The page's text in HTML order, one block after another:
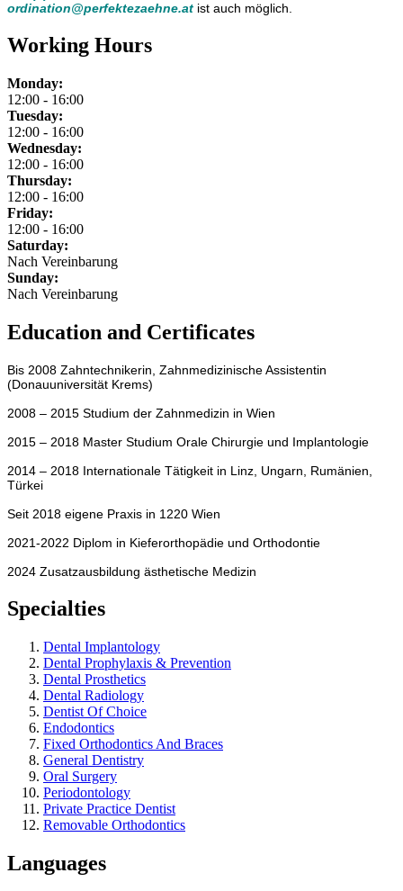
ordination@perfektezaehne.at ist auch möglich.
Working Hours
Monday:
12:00 - 16:00
Tuesday:
12:00 - 16:00
Wednesday:
12:00 - 16:00
Thursday:
12:00 - 16:00
Friday:
12:00 - 16:00
Saturday:
Nach Vereinbarung
Sunday:
Nach Vereinbarung
Education and Certificates
Bis 2008 Zahntechnikerin, Zahnmedizinische Assistentin
(Donauuniversität Krems)
2008 – 2015 Studium der Zahnmedizin in Wien
2015 – 2018 Master Studium Orale Chirurgie und Implantologie
2014 – 2018 Internationale Tätigkeit in Linz, Ungarn, Rumänien,
Türkei
Seit 2018 eigene Praxis in 1220 Wien
2021-2022 Diplom in Kieferorthopädie und Orthodontie
2024 Zusatzausbildung ästhetische Medizin
Specialties
Dental Implantology
Dental Prophylaxis & Prevention
Dental Prosthetics
Dental Radiology
Dentist Of Choice
Endodontics
Fixed Orthodontics And Braces
General Dentistry
Oral Surgery
Periodontology
Private Practice Dentist
Removable Orthodontics
Languages